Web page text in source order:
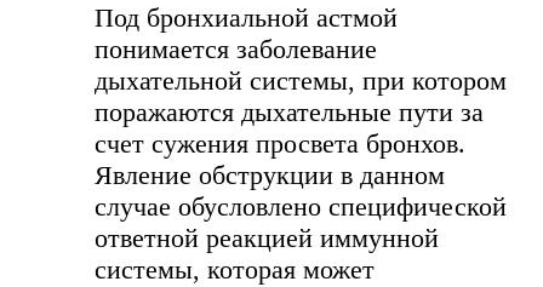
Под бронхиальной астмой
понимается заболевание
дыхательной системы, при котором
поражаются дыхательные пути за
счет сужения просвета бронхов.
Явление обструкции в данном
случае обусловлено специфической
ответной реакцией иммунной
системы, которая может